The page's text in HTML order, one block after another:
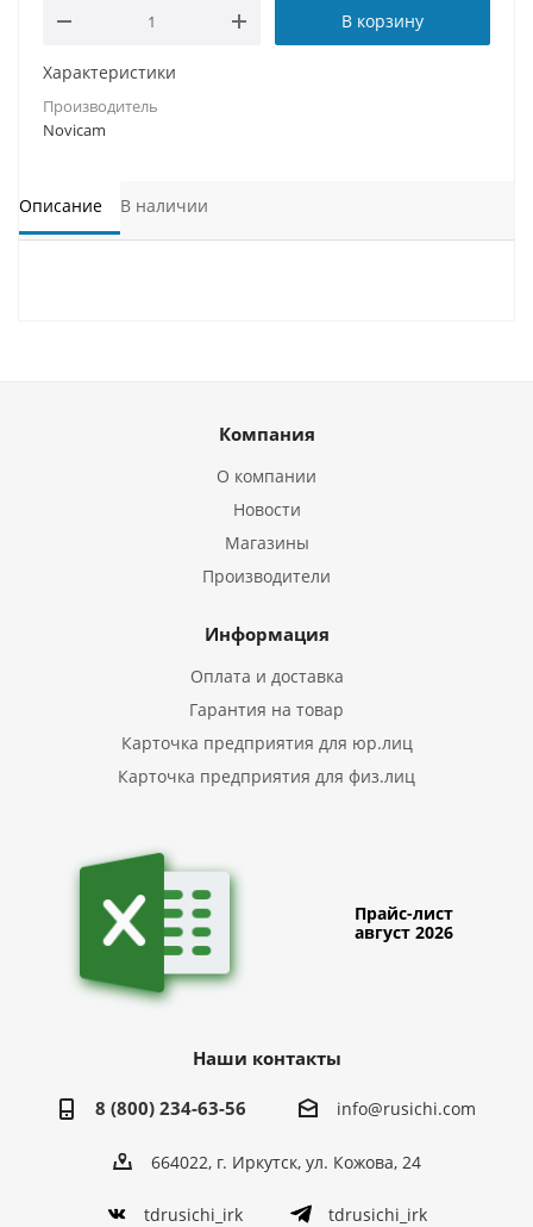
В корзину
Характеристики
Производитель
Novicam
Описание В наличии
Компания
О компании
Новости
Магазины
Производители
Информация
Оплата и доставка
Гарантия на товар
Карточка предприятия для юр.лиц
Карточка предприятия для физ.лиц
Прайс-лист
август 2026
Наши контакты
8 (800) 234-63-56 info@rusichi.com
664022, г. Иркутск, ул. Кожова, 24
tdrusichi_irk tdrusichi_irk